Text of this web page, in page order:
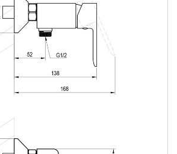
для душевых уголков